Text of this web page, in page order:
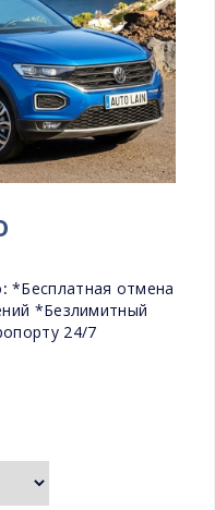
*Бесплатная отмена
*Безлимитный
24/7